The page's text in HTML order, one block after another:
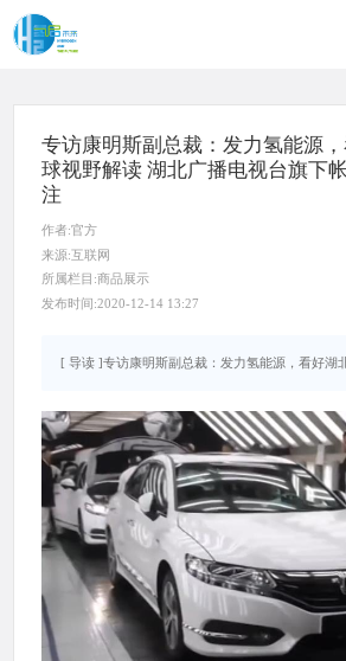
专访康明斯副总裁：发力氢能源
球视野解读 湖北广播电视台旗下
注
作者:官方
来源:互联网
所属栏目:商品展示
发布时间:2020-12-14 13:27
[ 导读 ]专访康明斯副总裁：发力氢能源，看好湖